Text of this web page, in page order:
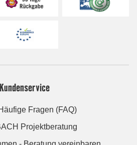
Kundenservice
Fragen (FAQ)
Projektberatung